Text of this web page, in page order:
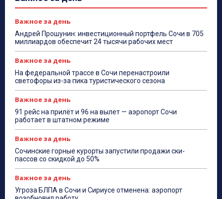
Важное за день
Андрей Прошунин: инвестиционный портфель Сочи в 705
миллиардов обеспечит 24 тысячи рабочих мест
Важное за день
На федеральной трассе в Сочи перенастроили
светофоры из-за пика туристического сезона
Важное за день
91 рейс на прилёт и 96 на вылет — аэропорт Сочи
работает в штатном режиме
Важное за день
Сочинские горные курорты запустили продажи ски-
пассов со скидкой до 50%
Важное за день
Угроза БЛПА в Сочи и Сириусе отменена: аэропорт